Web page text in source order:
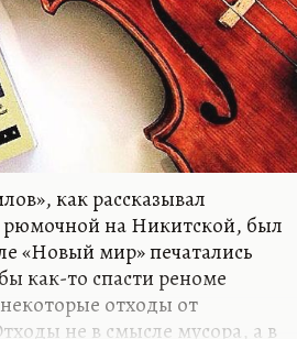
как рассказывал
на Никитской, был
«Новый мир» печатались
как-то спасти реноме
отходы от
не в смысле мусора, а в